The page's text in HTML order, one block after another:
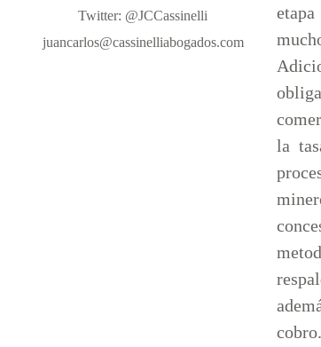
Twitter: @JCCassinelli
juancarlos@cassinelliabogados.com
la